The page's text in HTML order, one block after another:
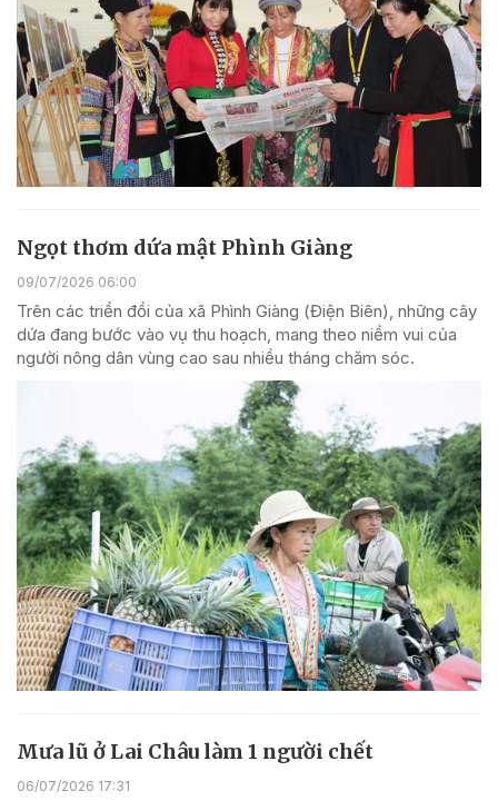
Ngọt thơm dứa mật Phình Giàng
09/07/2026 06:00
Trên các triền đồi của xã Phình Giàng (Điện Biên), những cây
dứa đang bước vào vụ thu hoạch, mang theo niềm vui của
người nông dân vùng cao sau nhiều tháng chăm sóc.
Mưa lũ ở Lai Châu làm 1 người chết
06/07/2026 17:31